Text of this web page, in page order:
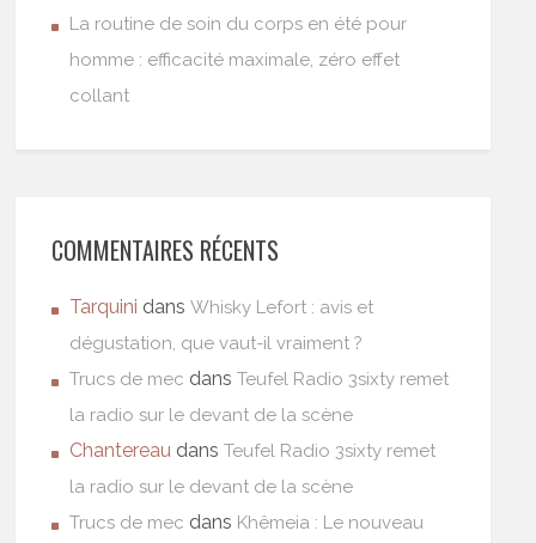
La routine de soin du corps en été pour
homme : efficacité maximale, zéro effet
collant
COMMENTAIRES RÉCENTS
Tarquini dansWhisky Lefort : avis et
dégustation, que vaut-il vraiment ?
Trucs de mec dansTeufel Radio 3sixty remet
la radio sur le devant de la scène
Chantereau dansTeufel Radio 3sixty remet
la radio sur le devant de la scène
Trucs de mec dans Khêmeia : Le nouveau